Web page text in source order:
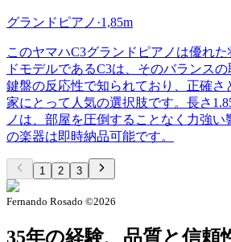
グランドピアノ ·1,85m
このヤマハC3グランドピアノは優れ
ドモデルであるC3は、そのバランス
鍵盤の反応性で知られており、正確さ
家にとって人気の選択肢です。長さ
ノは、部屋を圧倒することなく力強い
の楽器は即時納品可能です。
1 2 3
Fernando Rosado ©2026
35年の経験、品質と信頼